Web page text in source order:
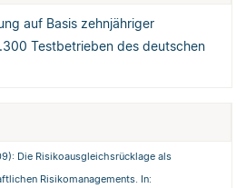
auf Basis zehnjähriger
Testbetrieben des deutschen
Die Risikoausgleichsrücklage als
Risikomanagements. In: